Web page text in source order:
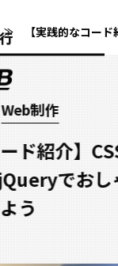
料金
Web制作